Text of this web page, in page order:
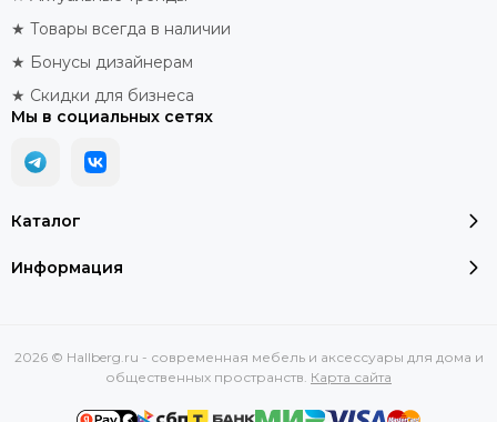
Каталог
Информация
★ Товары всегда в наличии
★ Бонусы дизайнерам
★ Скидки для бизнеса
Мы в социальных сетях
2026 © Hallberg.ru - современная мебель и аксессуары для дома и
общественных пространств. Карта сайта